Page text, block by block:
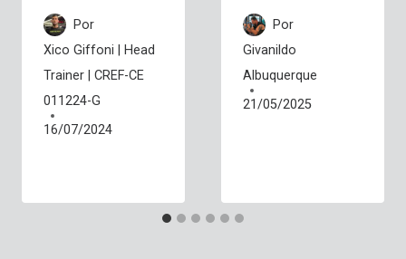
Por
Xico Giffoni | Head
Trainer | CREF-CE
011224-G
16/07/2024
Por
Givanildo
Albuquerque
21/05/2025